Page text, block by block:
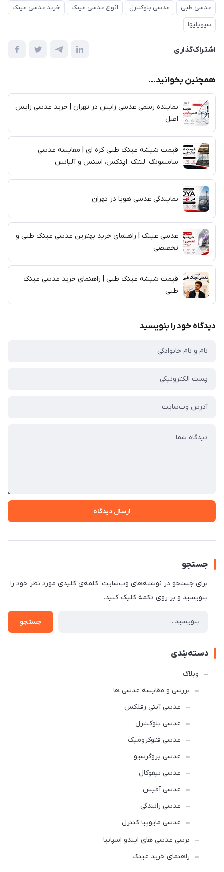
عدسی طبی عدسی بلوکنترل انواع عدسی عینک
خرید عدسی عینک
سیویلیها
اشتراک‌گذاری
همچنین بخوانید...
نماینده رسمی عدسی زایس در تهران | خرید عدسی زایس
اصل
قیمت شیشه عینک طبی کره ای | مقایسه عدسی
سامسونگ، لنتک، اپتکس، اسنس و آلیانس
نمایندگی عدسی هویا در تهران
عدسی عینک | راهنمای خرید بهترین عدسی عینک طبی و
تخصصی
قیمت شیشه عینک طبی | راهنمای خرید عدسی عینک
طبی
دیدگاه خود را بنویسید
ارسال دیدگاه
جستجو
برای جستجو در نوشته‌های وب‌سایت، کلمه‌ی کلیدی مورد نظر خود را
بنویسید و بر روی دکمه کلیک کنید.
جستجو
دسته‌بندی
وبلاگ
بررسی و مقایسه عدسی ها
عدسی آنتی رفلکس
عدسی بلوکنترل
عدسی فتوکرومیک
عدسی پروگرسیو
عدسی بیفوکال
عدسی آفیس
عدسی رانندگی
عدسی مایوپیا کنترل
برسی عدسی های ایندو اسپانیا
راهنمای خرید عینک